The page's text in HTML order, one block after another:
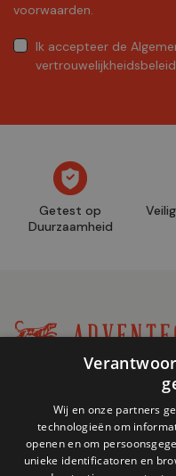
voorwaarden.
Ik accepteer de
vertrouwelijkheidsbeleid
Getest op
Duurzaamheid
store@adventech.be
Mercuriusstraat 24 - 1930
Wij en onze partners
technologieën om
openen en om
unieke identificatoren en